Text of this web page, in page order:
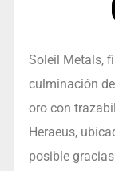
Soleil Metals,
culminación
oro con
Heraeus,
posible